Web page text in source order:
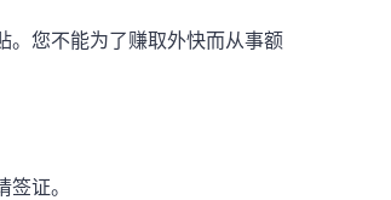
。您不能为了赚取外快而从事额
证。